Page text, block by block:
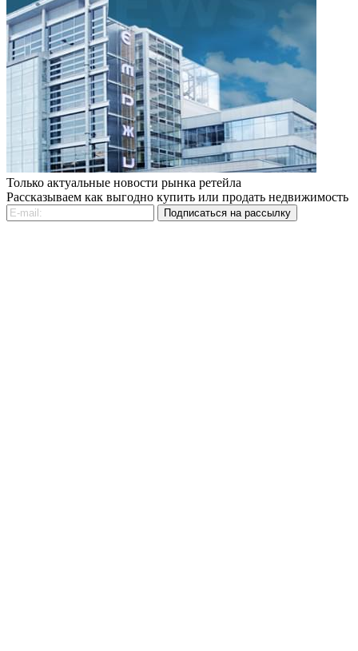
Только актуальные новости рынка ретейла
Рассказываем как выгодно купить или продать недвижимость